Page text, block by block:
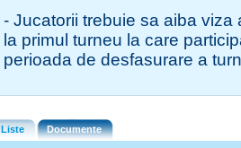
- Jucatorii trebuie sa aiba
la primul turneu la care
perioada de desfasurare a
Liste Documente